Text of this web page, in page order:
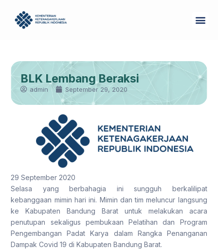
content
BLK Lembang Beraksi
admin September 29, 2020
29 September 2020
Selasa yang berbahagia ini sungguh berkalilipat
kebanggaan mimin hari ini. Mimin dan tim meluncur langsung
ke Kabupaten Bandung Barat untuk melakukan acara
penutupan sekaligus pembukaan Pelatihan dan Program
Pengembangan Padat Karya dalam Rangka Penanganan
Dampak Covid 19 di Kabupaten Bandung Barat.